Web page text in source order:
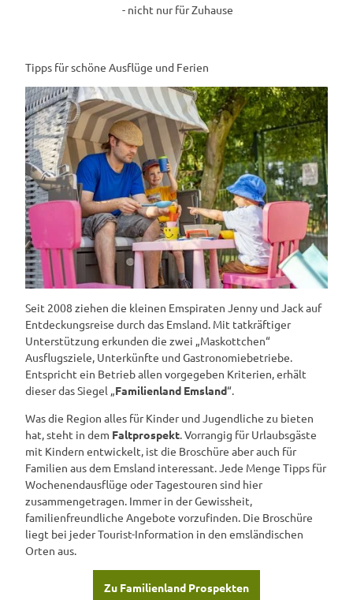
- nicht nur für Zuhause
Tipps für schöne Ausflüge und Ferien
Seit 2008 ziehen die kleinen Emspiraten Jenny und Jack auf
Entdeckungsreise durch das Emsland. Mit tatkräftiger
Unterstützung erkunden die zwei „Maskottchen“
Ausflugsziele, Unterkünfte und Gastronomiebetriebe.
Entspricht ein Betrieb allen vorgegeben Kriterien, erhält
dieser das Siegel „Familienland Emsland“.
Was die Region alles für Kinder und Jugendliche zu bieten
hat, steht in dem Faltprospekt. Vorrangig für Urlaubsgäste
mit Kindern entwickelt, ist die Broschüre aber auch für
Familien aus dem Emsland interessant. Jede Menge Tipps für
Wochenendausflüge oder Tagestouren sind hier
zusammengetragen. Immer in der Gewissheit,
familienfreundliche Angebote vorzufinden. Die Broschüre
liegt bei jeder Tourist-Information in den emsländischen
Orten aus.
Zu Familienland Prospekten